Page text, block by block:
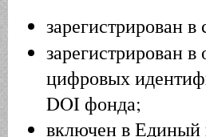
зарегистрирован в
зарегистрирован
цифровых
DOI фонда;
включен в Единый